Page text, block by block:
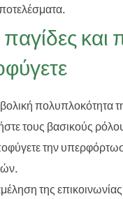
παγίδες
πολυπλοκότητα
τους βασικούς
την
της